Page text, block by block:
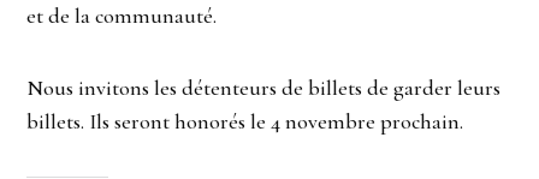
et de la communauté.
Nous invitons les détenteurs de billets de garder leurs
billets. Ils seront honorés le 4 novembre prochain.